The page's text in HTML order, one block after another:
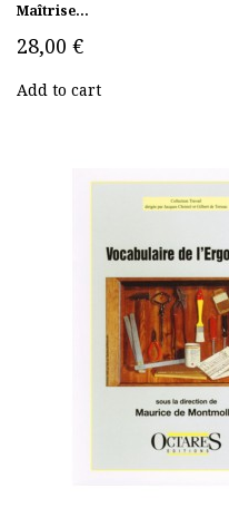
Maîtrise...
28,00 €
Add to cart